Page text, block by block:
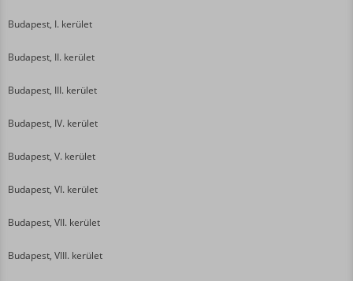
Budapest, I. kerület
Budapest, II. kerület
Budapest, III. kerület
Budapest, IV. kerület
Budapest, V. kerület
Budapest, VI. kerület
Budapest, VII. kerület
Budapest, VIII. kerület